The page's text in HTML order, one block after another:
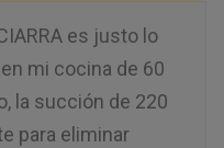
es justo lo
mi cocina de 60
la succión de 220
para eliminar